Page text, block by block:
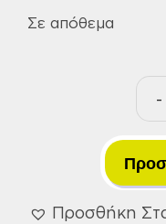
Σε απόθεμα
-
Προσθήκη